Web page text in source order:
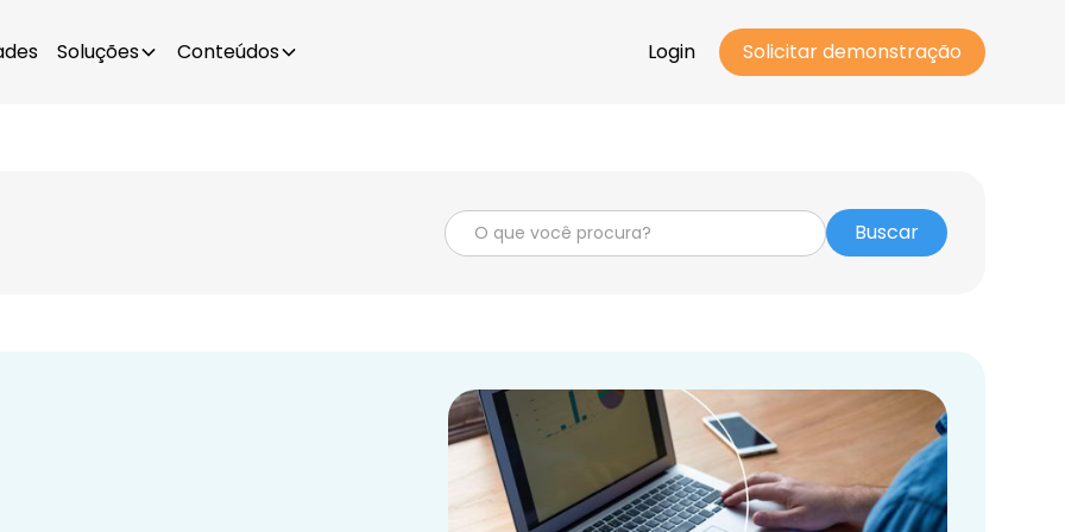
Soluções Conteúdos Login Solicitar demonstração